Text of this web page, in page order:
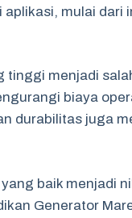
mulai
tinggi menjadi
biaya
durabilitas juga
baik menjadi
Generator